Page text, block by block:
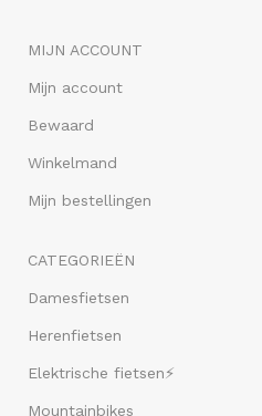
MIJN ACCOUNT
Mijn account
Bewaard
Winkelmand
Mijn bestellingen
CATEGORIEËN
Damesfietsen
Herenfietsen
Elektrische fietsen⚡
Mountainbikes